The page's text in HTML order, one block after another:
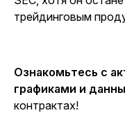
трейдинговым
Ознакомьтесь с
графиками и
контрактах!